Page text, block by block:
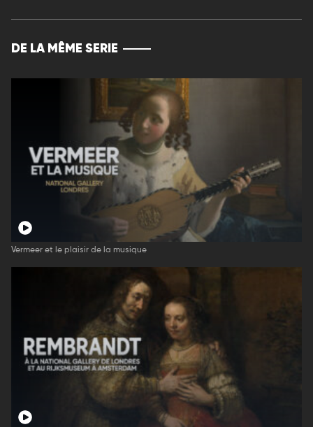
DE LA MÊME SERIE
Vermeer et le plaisir de la musique